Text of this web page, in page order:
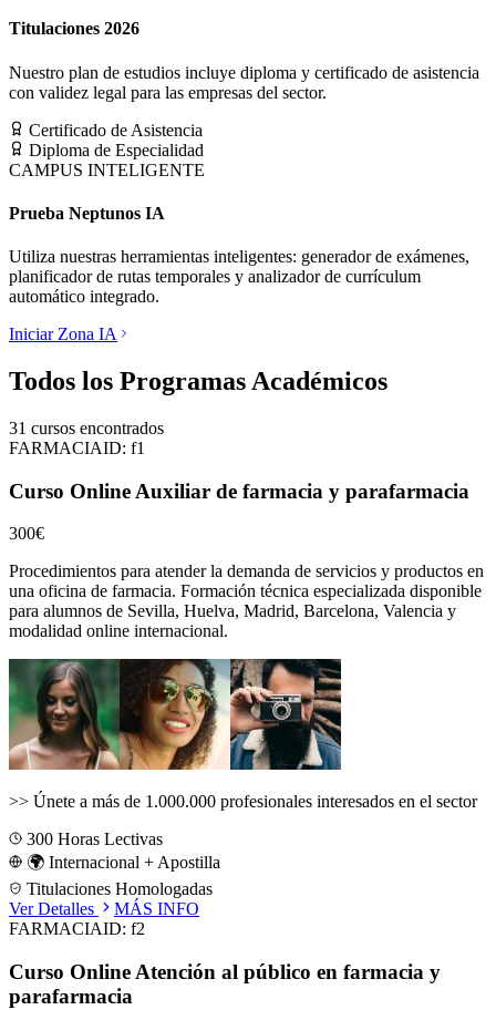
Titulaciones 2026
Nuestro plan de estudios incluye diploma y certificado de asistencia
con validez legal para las empresas del sector.
Certificado de Asistencia
Diploma de Especialidad
CAMPUS INTELIGENTE
Prueba Neptunos IA
Utiliza nuestras herramientas inteligentes: generador de exámenes,
planificador de rutas temporales y analizador de currículum
automático integrado.
Iniciar Zona IA
Todos los Programas Académicos
31 cursos encontrados
FARMACIAID: f1
Curso Online Auxiliar de farmacia y parafarmacia
300€
Procedimientos para atender la demanda de servicios y productos en
una oficina de farmacia. Formación técnica especializada disponible
para alumnos de Sevilla, Huelva, Madrid, Barcelona, Valencia y
modalidad online internacional.
>> Únete a más de 1.000.000 profesionales interesados en el sector
300 Horas Lectivas
🌍 Internacional + Apostilla
Titulaciones Homologadas
Ver Detalles
MÁS INFO
FARMACIAID: f2
Curso Online Atención al público en farmacia y
parafarmacia